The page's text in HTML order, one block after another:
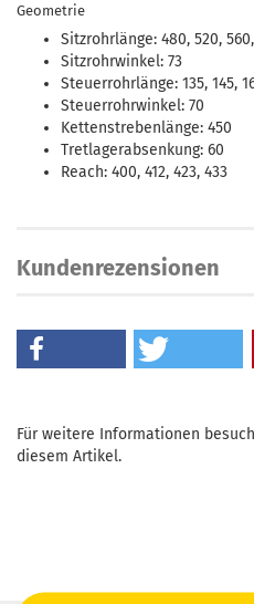
Geometrie
Sitzrohrlänge: 480, 520,
Sitzrohrwinkel: 73
Steuerrohrlänge: 135, 145,
Steuerrohrwinkel: 70
Kettenstrebenlänge: 450
Tretlagerabsenkung: 60
Reach: 400, 412, 423, 433
Kundenrezensionen
Für weitere Informationen
diesem Artikel.